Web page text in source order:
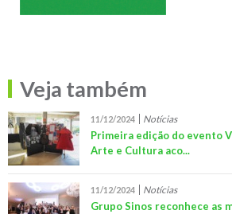
Veja também
11/12/2024 Notícias
Primeira edição do evento
Arte e Cultura aco...
11/12/2024 Notícias
Grupo Sinos reconhece as